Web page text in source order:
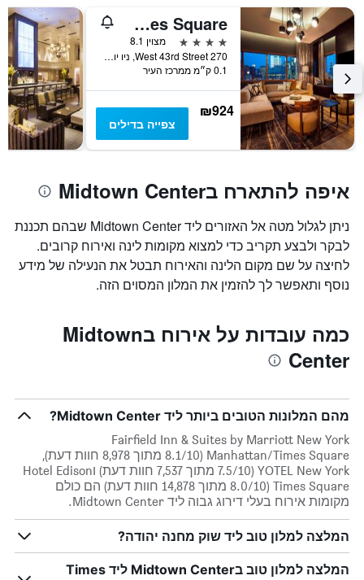
The Westin New York at Times Square
4 כוכבים
מצוין 8.1
270 West 43rd Street, ניו יורק, NY, ארצות הברית
0.1 ק״מ ממרכז העיר
₪924
צפייה בדילים
איפה להתארח בMidtown Center
ניתן לגלול מטה אל האזורים ליד Midtown Center שבהם תכננת
לבקר ולבצע תקריב כדי למצוא מקומות לינה ואירוח קרובים.
לחיצה על שם מקום הלינה והאירוח תבטל את הנעילה של מידע
נוסף ותאפשר לך להזמין את המלון המסוים הזה.
כמה עובדות על אירוח בMidtown
Center
מהם המלונות הטובים ביותר ליד Midtown Center?
Fairfield Inn & Suites by Marriott New York
Manhattan/Times Square (8.1/10 מתוך 8,978 חוות דעת),
YOTEL New York (7.5/10 מתוך 7,537 חוות דעת) וHotel Edison
Times Square (8.0/10 מתוך 14,878 חוות דעת) הם כולם
מקומות אירוח בעלי דירוג גבוה ליד Midtown Center.
המלצה למלון טוב ליד שוק מחנה יהודה?
המלצה למלון טוב בMidtown Center ליד Times